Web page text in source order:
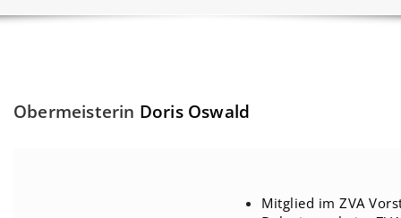
Obermeisterin Doris Oswald
Mitglied im ZVA